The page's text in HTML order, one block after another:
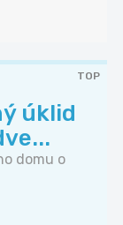
TOP
úklid
domu o